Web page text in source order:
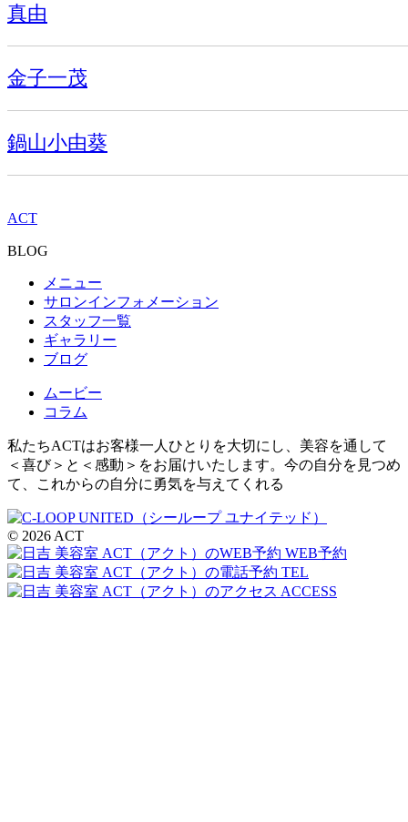
真由
金子一茂
鍋山小由葵
ACT
BLOG
メニュー
サロンインフォメーション
スタッフ一覧
ギャラリー
ブログ
ムービー
コラム
私たちACTはお客様一人ひとりを大切にし、美容を通して
＜喜び＞と＜感動＞をお届けいたします。今の自分を見つめ
て、これからの自分に勇気を与えてくれる
© 2026 ACT
WEB予約
TEL
ACCESS